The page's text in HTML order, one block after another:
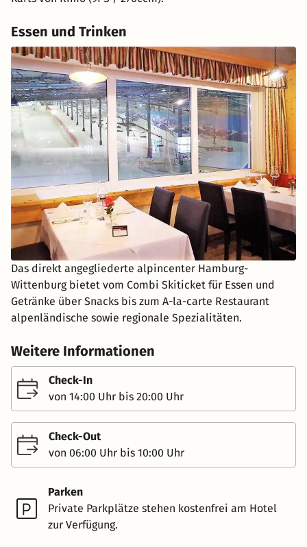
Essen und Trinken
Das direkt angegliederte alpincenter Hamburg-
Wittenburg bietet vom Combi Skiticket für Essen und
Getränke über Snacks bis zum A-la-carte Restaurant
alpenländische sowie regionale Spezialitäten.
Weitere Informationen
Check-In
von 14:00 Uhr bis 20:00 Uhr
Check-Out
von 06:00 Uhr bis 10:00 Uhr
Parken
Private Parkplätze stehen kostenfrei am Hotel
zur Verfügung.